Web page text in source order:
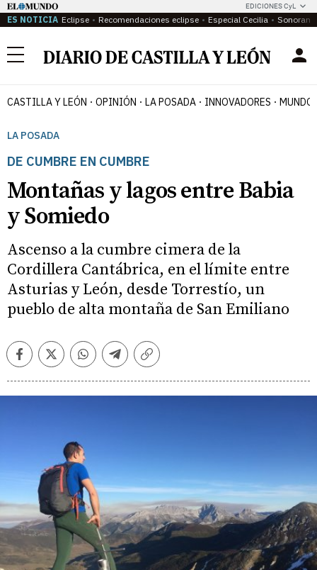
EDICIONES CyL
ES NOTICIA Eclipse Recomendaciones eclipse Especial Cecilia
Menú
CASTILLA Y LEÓN OPINIÓN LA POSADA INNOVADORES MUNDO
LA POSADA
DE CUMBRE EN CUMBRE
Montañas y lagos entre Babia
y Somiedo
Ascenso a la cumbre cimera de la
Cordillera Cantábrica, en el límite entre
Asturias y León, desde Torrestío, un
pueblo de alta montaña de San Emiliano
FacebookTwitterWhatsappTelegramCopiar